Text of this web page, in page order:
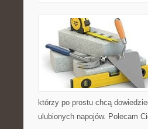
którzy po prostu chcą
ulubionych napojów. Polecam